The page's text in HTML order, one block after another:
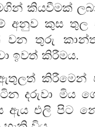
කියවීමක්
අනුව කුස තුල
වන තුරු
ඉවත් කිරීමය.
ඇතුලත්
දරුවා මිය
ඇය එලි පිට